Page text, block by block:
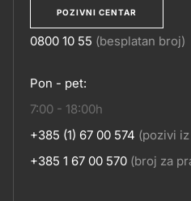
POZIVNI CENTAR
KONTAKT
0800 10 55 (besplatan broj)
Pon - pet:
7:00 - 18:00h
+385 (1) 67 00 574 (pozivi
+385 1 67 00 570 (broj za